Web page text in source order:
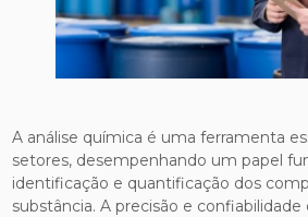
A análise química é uma ferramenta
setores, desempenhando um papel
identificação e quantificação dos
substância. A precisão e confiabilidade